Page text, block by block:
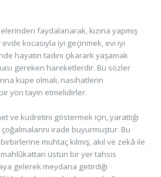
faydalanarak, kızına yapmış
kocasıyla iyi geçinmek, evi iyi
hayatın tadını çıkarark yaşamak
gereken hareketlerdir. Bu sözler
küpe olmalı, nasihatlerin
yön tayin etmelidirler.
ve kudretini göstermek için, yarattığı
irade buyurmuştur. Bu
muhtaç kılmış, akıl ve zekâ ile
üstün bir yer tahsis
gelerek meydana getirdiği